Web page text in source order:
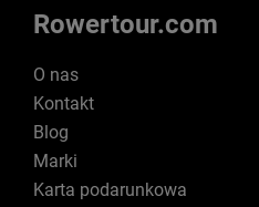
Rowertour.com
O nas
Kontakt
Blog
Marki
Karta podarunkowa